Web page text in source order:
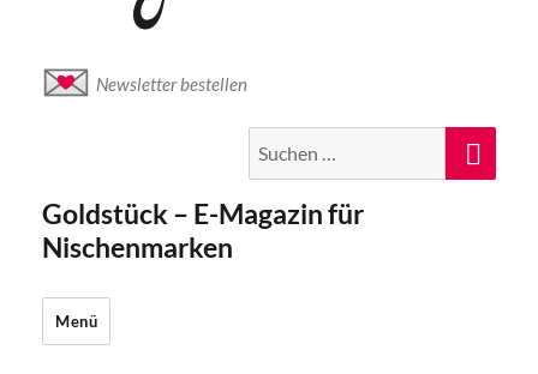
Newsletter bestellen
nach:
Goldstück – E-Magazin für
Nischenmarken
Menü